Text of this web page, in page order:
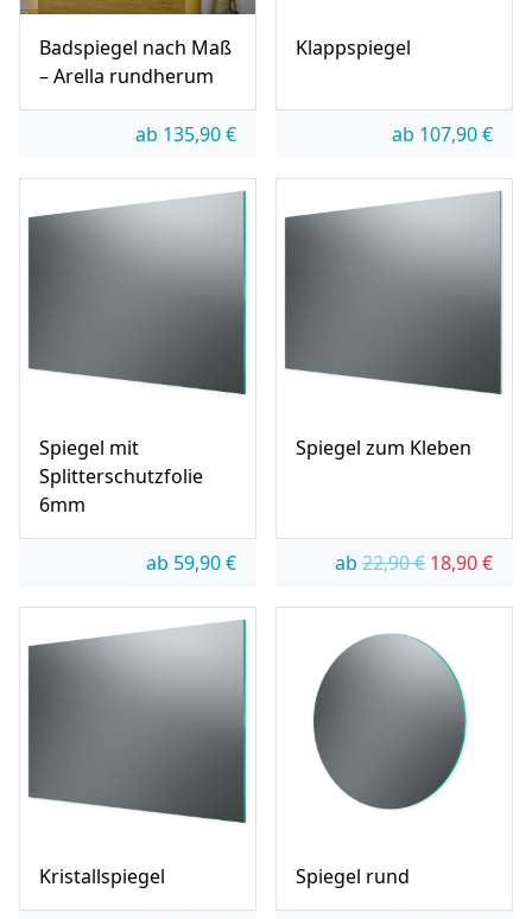
Badspiegel nach Maß
– Arella rundherum
ab 135,90€
Klappspiegel
ab 107,90€
Spiegel mit
Splitterschutzfolie
6mm
ab 59,90€
Spiegel zum Kleben
ab 22,90€ 18,90€
Kristallspiegel Spiegel rund